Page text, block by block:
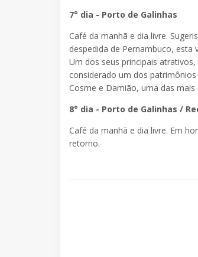
7° dia - Porto de Galinhas
Café da manhã e dia livre.
despedida de Pernambuco,
Um dos seus principais
considerado um dos
Cosme e Damião, uma das mais
8° dia - Porto de Galinhas /
Café da manhã e dia livre. Em
retorno.